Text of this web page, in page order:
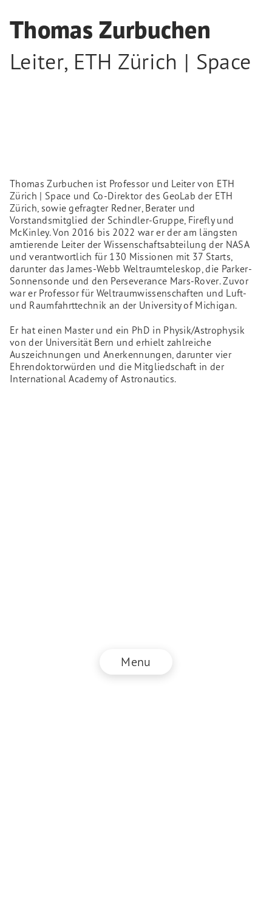
Menu
Thomas Zurbuchen
Leiter, ETH Zürich | Space
Thomas Zurbuchen ist Professor und Leiter von ETH
Zürich | Space und Co-Direktor des GeoLab der ETH
Zürich, sowie gefragter Redner, Berater und
Vorstandsmitglied der Schindler-Gruppe, Firefly und
McKinley. Von 2016 bis 2022 war er der am längsten
amtierende Leiter der Wissenschaftsabteilung der NASA
und verantwortlich für 130 Missionen mit 37 Starts,
darunter das James-Webb Weltraumteleskop, die Parker-
Sonnensonde und den Perseverance Mars-Rover. Zuvor
war er Professor für Weltraumwissenschaften und Luft-
und Raumfahrttechnik an der University of Michigan.
Er hat einen Master und ein PhD in Physik/Astrophysik
von der Universität Bern und erhielt zahlreiche
Auszeichnungen und Anerkennungen, darunter vier
Ehrendoktorwürden und die Mitgliedschaft in der
International Academy of Astronautics.